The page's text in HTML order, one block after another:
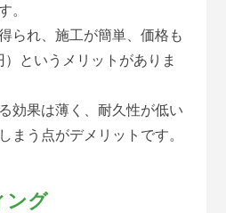
。
られ、施工が簡単、価格も
というメリットがありま
効果は薄く、耐久性が低い
まう点がデメリットです。
ング